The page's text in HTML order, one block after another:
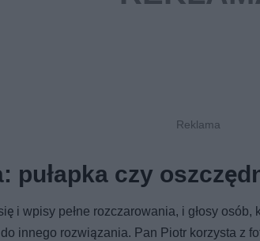
pułapka czy
i wpisy pełne rozczarowania, i głosy
innego rozwiązania. Pan Piotr korzysta z